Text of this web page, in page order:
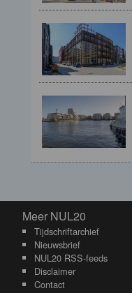
Meer NUL20
Meer NUL20
Tijdschriftarchief
Nieuwsbrief
NUL20 RSS-feeds
Disclaimer
Contact